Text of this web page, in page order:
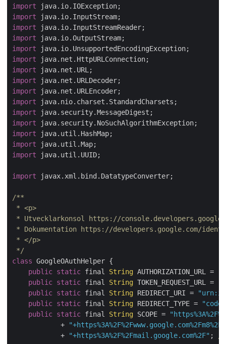
import
import
import
import
import
import
import
import
import
import
import
import
import
import
import java.util.UUID;
import javax.xml.bind.DatatypeConverter;
/**
* <p>
* Utvecklarkonsol https://
* Dokumentation https://developers.google.com/
* </p>
*/
class GoogleOAuthHelper {
public static final String AUTHORIZATION_URL =
public static final String TOKEN_REQUEST_URL =
public static final String REDIRECT_URI =
public static final String REDIRECT_TYPE =
"code"
public static final String SCOPE =
            +
            +
"+https%3A%2F%2Fmail.google.com%2F" ;